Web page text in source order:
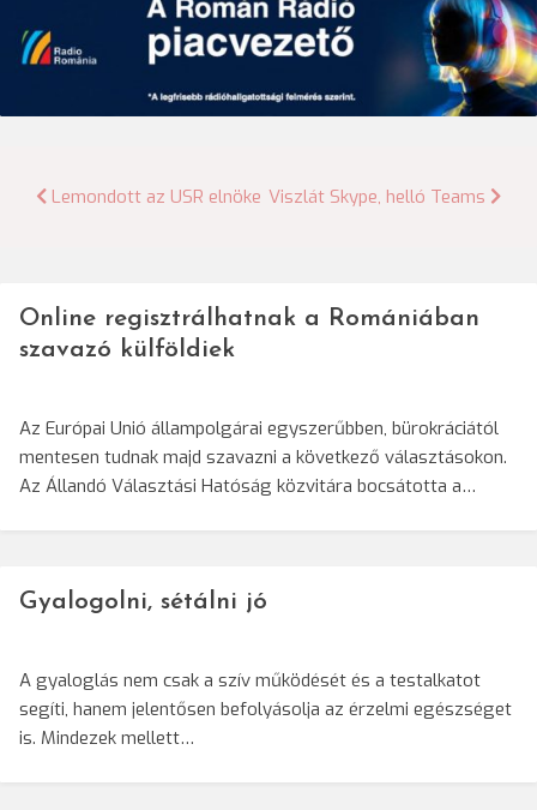
Bejegyzés
Lemondott az USR elnöke Viszlát Skype, helló Teams
Online regisztrálhatnak a Romániában
szavazó külföldiek
Az Európai Unió állampolgárai egyszerűbben, bürokráciától
mentesen tudnak majd szavazni a következő választásokon.
Az Állandó Választási Hatóság közvitára bocsátotta a…
Gyalogolni, sétálni jó
A gyaloglás nem csak a szív működését és a testalkatot
segíti, hanem jelentősen befolyásolja az érzelmi egészséget
is. Mindezek mellett…